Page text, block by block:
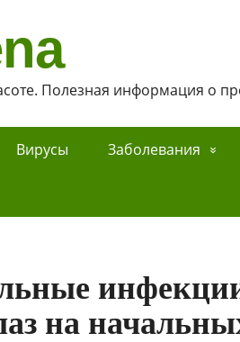
Полезная информация о
Вирусы Заболевания
на